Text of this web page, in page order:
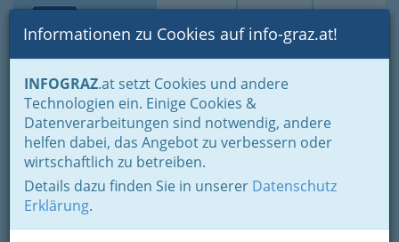
Suche Login Toggle
Informationen zu Cookies auf info-graz.at!
INFOGRAZ.at setzt Cookies und andere
Technologien ein. Einige Cookies &
Datenverarbeitungen sind notwendig, andere
helfen dabei, das Angebot zu verbessern oder
wirtschaftlich zu betreiben.
Details dazu finden Sie in unserer Datenschutz
Erklärung.
Home Branchen
Autohaus Ing. Günter Hadl
GmbH
Ragnitztalweg 70, 8047 Graz-Ragnitz
+43 316 301 119
+43 316 3011 1910